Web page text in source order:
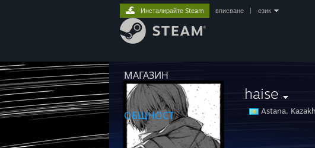
МАГАЗИН
ОБЩНОСТ
Инсталирайте Steam вписване език
haise
Astana,